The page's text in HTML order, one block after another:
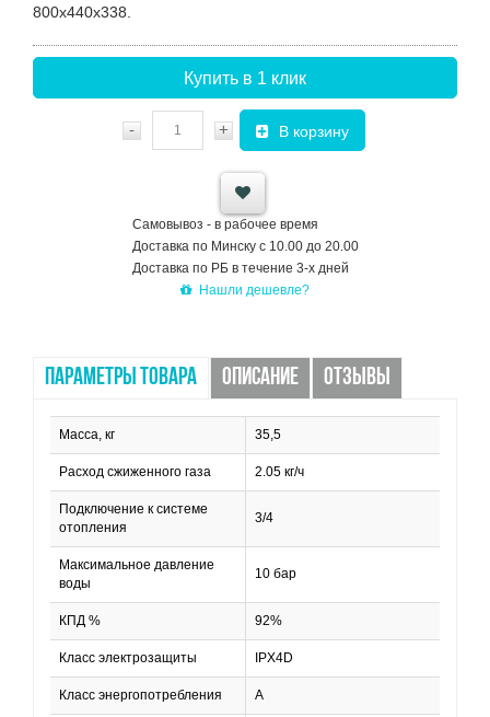
800x440x338.
Купить в 1 клик
- + В корзину
Самовывоз - в рабочее время
Доставка по Минску с 10.00 до 20.00
Доставка по РБ в течение 3-х дней
Нашли дешевле?
ПАРАМЕТРЫ ТОВАРА ОПИСАНИЕ ОТЗЫВЫ
Масса, кг 35,5
Расход сжиженного газа 2.05 кг/ч
Подключение к системе
отопления
3/4
Максимальное давление
воды
10 бар
КПД % 92%
Класс электрозащиты IPX4D
Класс энергопотребления А